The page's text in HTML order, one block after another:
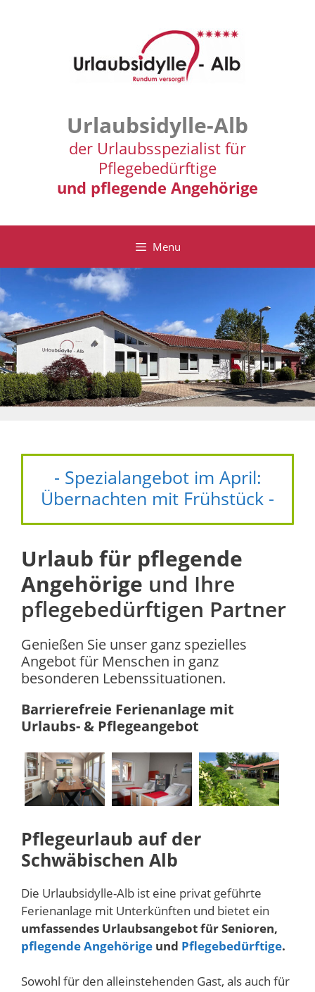
Urlaubsidylle-Alb
der Urlaubsspezialist für
Pflegebedürftige
und pflegende Angehörige
Menu
- Spezialangebot im April:
Übernachten mit Frühstück -
Urlaub für pflegende
Angehörige und Ihre
pflegebedürftigen Partner
Genießen Sie unser ganz spezielles
Angebot für Menschen in ganz
besonderen Lebenssituationen.
Barrierefreie Ferienanlage mit
Urlaubs- & Pflegeangebot
Pflegeurlaub auf der
Schwäbischen Alb
Die Urlaubsidylle-Alb ist eine privat geführte
Ferienanlage mit Unterkünften und bietet ein
umfassendes Urlaubsangebot für Senioren,
pflegende Angehörige und Pflegebedürftige.
Sowohl für den alleinstehenden Gast, als auch für